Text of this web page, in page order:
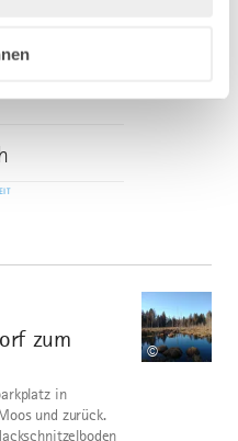
- typisch
zum
©
in
und zurück.